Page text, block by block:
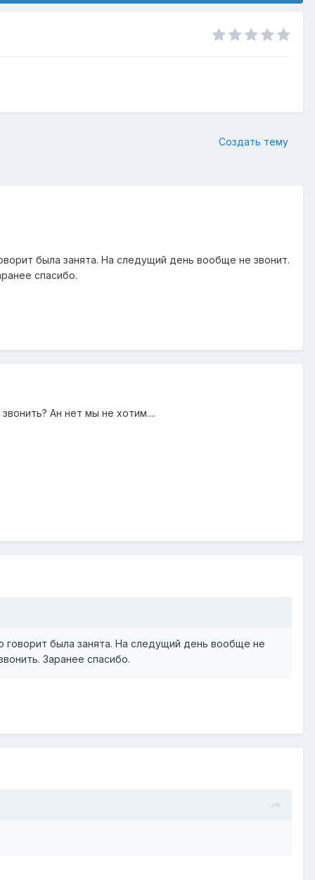
Создать тему
была занята. На следущий день вообще не звонит.
спасибо.
Ан нет мы не хотим....
была занята. На следущий день вообще не
Заранее спасибо.